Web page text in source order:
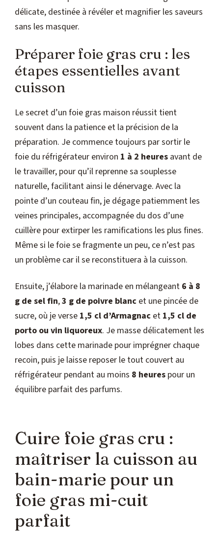
délicate, destinée à révéler et magnifier les saveurs
sans les masquer.
Préparer foie gras cru : les
étapes essentielles avant
cuisson
Le secret d’un foie gras maison réussit tient
souvent dans la patience et la précision de la
préparation. Je commence toujours par sortir le
foie du réfrigérateur environ 1 à 2 heures avant de
le travailler, pour qu’il reprenne sa souplesse
naturelle, facilitant ainsi le dénervage. Avec la
pointe d’un couteau fin, je dégage patiemment les
veines principales, accompagnée du dos d’une
cuillère pour extirper les ramifications les plus fines.
Même si le foie se fragmente un peu, ce n’est pas
un problème car il se reconstituera à la cuisson.
Ensuite, j’élabore la marinade en mélangeant 6 à 8
g de sel fin,3 g de poivre blanc et une pincée de
sucre, où je verse 1,5 cl d’Armagnac et 1,5 cl de
porto ou vin liquoreux. Je masse délicatement les
lobes dans cette marinade pour imprégner chaque
recoin, puis je laisse reposer le tout couvert au
réfrigérateur pendant au moins 8 heures pour un
équilibre parfait des parfums.
Cuire foie gras cru :
maîtriser la cuisson au
bain-marie pour un
foie gras mi-cuit
parfait